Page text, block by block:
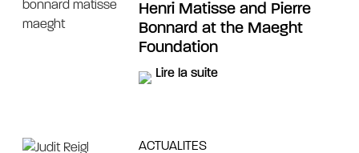
Henri Matisse and Pierre
Bonnard at the Maeght
Foundation
Lire la suite
ACTUALITES